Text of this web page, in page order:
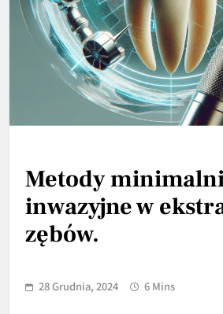
Metody
inwazyjne w
zębów.
28 Grudnia, 2024 6 Mins